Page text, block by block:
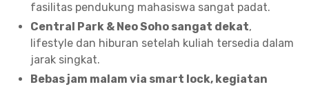
fasilitas pendukung mahasiswa sangat padat.
Central Park & Neo Soho sangat dekat,
lifestyle dan hiburan setelah kuliah tersedia dalam
jarak singkat.
Bebas jam malam via smart lock, kegiatan